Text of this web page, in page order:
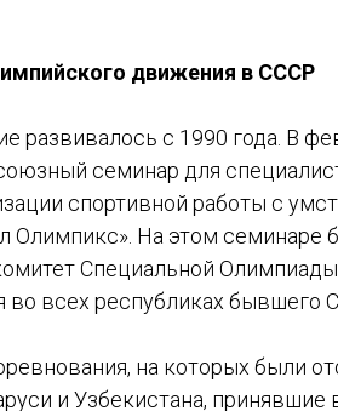
движения в СССР
развивалось с 1990 года. В
семинар для
спортивной работы с
На этом семинаре
Специальной
всех республиках бывшего
на которых были
и Узбекистана, принявшие